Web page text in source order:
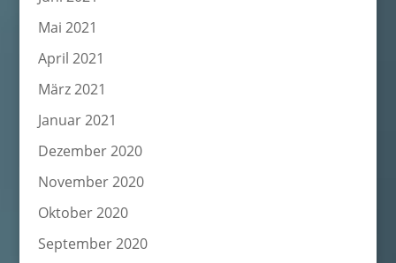
Mai 2021
April 2021
März 2021
Januar 2021
Dezember 2020
November 2020
Oktober 2020
September 2020